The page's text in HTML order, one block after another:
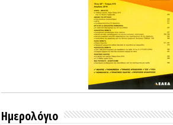
Ημερολόγιο